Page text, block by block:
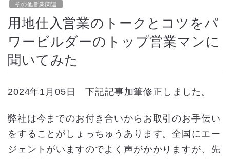
その他営業関連
用地仕入営業のトークとコツをパ
ワービルダーのトップ営業マンに
聞いてみた
2024年1月05日 下記記事加筆修正しました。
弊社は今までのお付き合いからお取引のお手伝い
をすることがしょっちゅうあります。全国にエー
ジェントがいますのでよく声がかかりますが、先